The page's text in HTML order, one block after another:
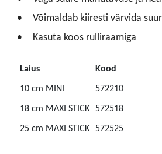
Võimaldab kiiresti värvida
Kasuta koos rulliraamiga
Laius
Kood
10 cm MINI
572210
18 cm MAXI STICK 572518
25 cm MAXI STICK 572525